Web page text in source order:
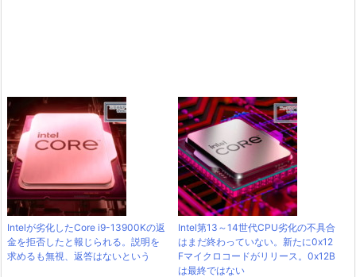
Intelが劣化したCore i9-13900Kの返
金を拒否したと報じられる。説明を
求めるも無視、返答はないという
Intel第13～14世代CPU劣化の不具合
はまだ終わっていない。新たに0x12
Fマイクロコードがリリース。0x12B
は最終ではない